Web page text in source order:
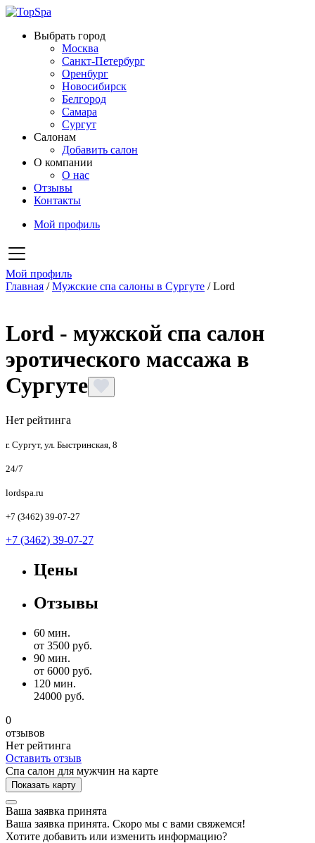
Выбрать город
Москва
Санкт-Петербург
Оренбург
Новосибирск
Белгород
Самара
Сургут
Салонам
Добавить салон
О компании
О нас
Отзывы
Контакты
Мой профиль
Мой профиль
Главная /Мужские спа салоны в Сургуте /Lord
Lord - мужской спа салон
эротического массажа в
Сургуте
Нет рейтинга
г. Сургут, ул. Быстринская, 8
24/7
lordspa.ru
+7 (3462) 39-07-27
+7 (3462) 39-07-27
Цены
Отзывы
60 мин.
от 3500 руб.
90 мин.
от 6000 руб.
120 мин.
24000 руб.
0
отзывов
Нет рейтинга
Оставить отзыв
Спа салон для мужчин на карте
Показать карту
Ваша заявка принята
Ваша заявка принята. Скоро мы с вами свяжемся!
Хотите добавить или изменить информацию?